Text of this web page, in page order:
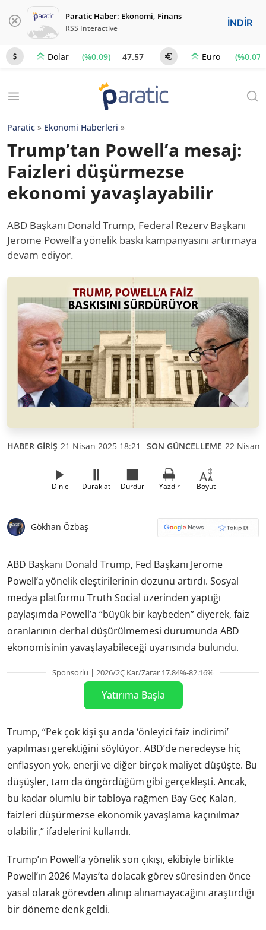
Paratic Haber: Ekonomi, Finans
RSS Interactive İNDİR
Dolar (%0.09) 47.57 Euro (%0.07)
Paratic » Ekonomi Haberleri »
Trump’tan Powell’a mesaj:
Faizleri düşürmezse
ekonomi yavaşlayabilir
ABD Başkanı Donald Trump, Federal Rezerv Başkanı
Jerome Powell’a yönelik baskı kampanyasını artırmaya
devam ediyor.
HABER GİRİŞ 21 Nisan 2025 18:21 SON GÜNCELLEME 22 Nisan
Dinle Duraklat Durdur Yazdır Boyut
Gökhan Özbaş
ABD Başkanı Donald Trump, Fed Başkanı Jerome
Powell’a yönelik eleştirilerinin dozunu artırdı. Sosyal
medya platformu Truth Social üzerinden yaptığı
paylaşımda Powell’a “büyük bir kaybeden” diyerek, faiz
oranlarının derhal düşürülmemesi durumunda ABD
ekonomisinin yavaşlayabileceği uyarısında bulundu.
Sponsorlu | 2026/2Ç Kar/Zarar 17.84%-82.16%
Yatırıma Başla
Trump, “Pek çok kişi şu anda ‘önleyici faiz indirimi’
yapılması gerektiğini söylüyor. ABD’de neredeyse hiç
enflasyon yok, enerji ve diğer birçok maliyet düşüşte. Bu
düşüşler, tam da öngördüğüm gibi gerçekleşti. Ancak,
bu kadar olumlu bir tabloya rağmen Bay Geç Kalan,
faizleri düşürmezse ekonomik yavaşlama kaçınılmaz
olabilir,” ifadelerini kullandı.
Trump’ın Powell’a yönelik son çıkışı, ekibiyle birlikte
Powell’ın 2026 Mayıs’ta dolacak görev süresinden önce
yasal olarak görevden alınıp alınamayacağını araştırdığı
bir döneme denk geldi.